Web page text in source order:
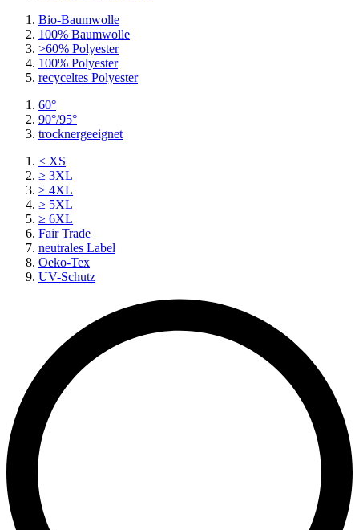
Bio-Baumwolle
100% Baumwolle
>60% Polyester
100% Polyester
recyceltes Polyester
60°
90°/95°
trocknergeeignet
≤ XS
≥ 3XL
≥ 4XL
≥ 5XL
≥ 6XL
Fair Trade
neutrales Label
Oeko-Tex
UV-Schutz